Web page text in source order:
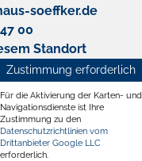
soeffker.de
00
Standort
GmbH
31840 Hessisch Oldendorf
Zustimmung erforderlich
Für die Aktivierung der Karten- und
Navigationsdienste ist Ihre
Zustimmung zu den
Datenschutzrichtlinien vom
Drittanbieter Google LLC
erforderlich.